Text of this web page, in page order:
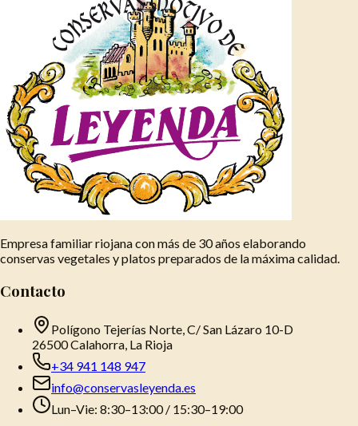
Empresa familiar riojana con más de 30 años elaborando
conservas vegetales y platos preparados de la máxima calidad.
Contacto
Polígono Tejerías Norte, C/ San Lázaro 10-D
26500 Calahorra, La Rioja
+34 941 148 947
info@conservasleyenda.es
Lun–Vie: 8:30–13:00 / 15:30–19:00